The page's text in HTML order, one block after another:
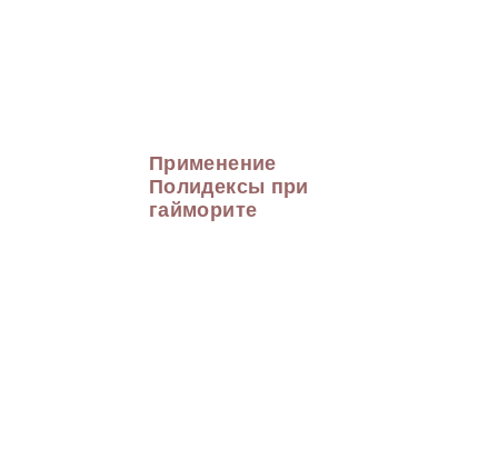
Применение
Полидексы при
гайморите